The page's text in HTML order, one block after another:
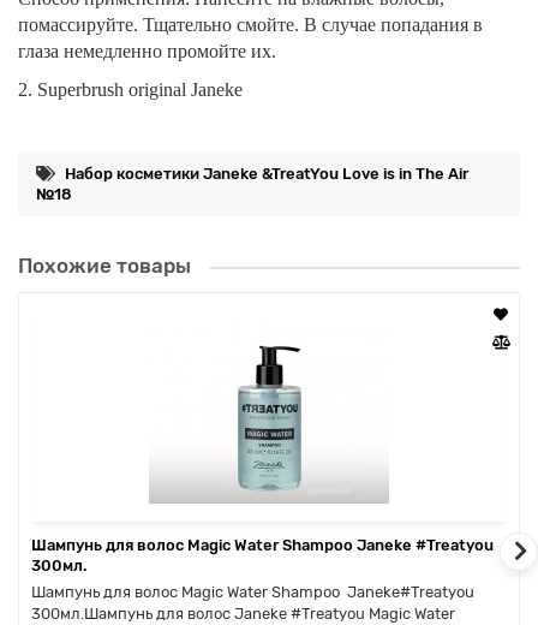
помассируйте. Тщательно смойте. В случае попадания в
глаза немедленно промойте их.
2. Superbrush original Janeke
Набор косметики Janeke &TreatYou Love is in The Air
№18
Похожие товары
Шампунь для волос Magic Water Shampoo Janeke #Treatyou
300мл.
Шампунь для волос Magic Water Shampoo Janeke#Treatyou
300мл.Шампунь для волос Janeke #Treatyou Magic Water